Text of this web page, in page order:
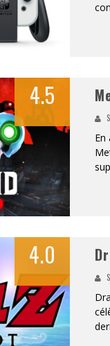
4.5
4.0